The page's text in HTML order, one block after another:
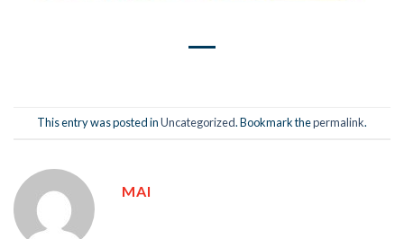
This entry was posted inUncategorized. Bookmark thepermalink.
MAI